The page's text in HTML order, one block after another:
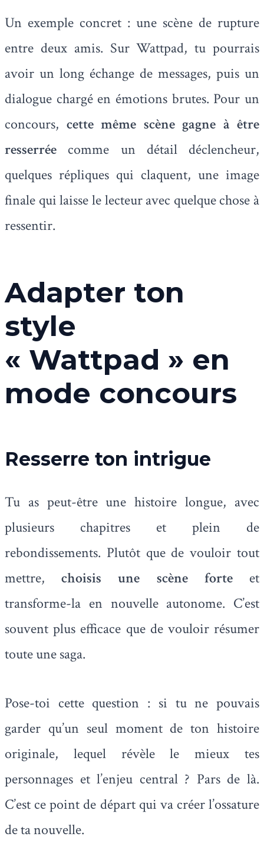
Un exemple concret : une scène de rupture
entre deux amis. Sur Wattpad, tu pourrais
avoir un long échange de messages, puis un
dialogue chargé en émotions brutes. Pour un
concours, cette même scène gagne à être
resserrée comme un détail déclencheur,
quelques répliques qui claquent, une image
finale qui laisse le lecteur avec quelque chose à
ressentir.
Adapter ton
style
« Wattpad » en
mode concours
Resserre ton intrigue
Tu as peut-être une histoire longue, avec
plusieurs chapitres et plein de
rebondissements. Plutôt que de vouloir tout
mettre,choisis une scène forteet
transforme-la en nouvelle autonome. C’est
souvent plus efficace que de vouloir résumer
toute une saga.
Pose-toi cette question : si tu ne pouvais
garder qu’un seul moment de ton histoire
originale, lequel révèle le mieux tes
personnages et l’enjeu central ? Pars de là.
C’est ce point de départ qui va créer l’ossature
de ta nouvelle.